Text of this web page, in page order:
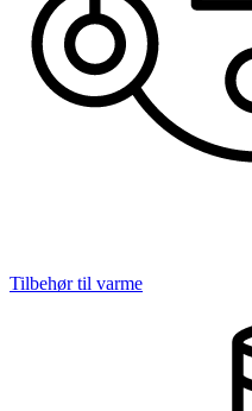
Tilbehør til varme